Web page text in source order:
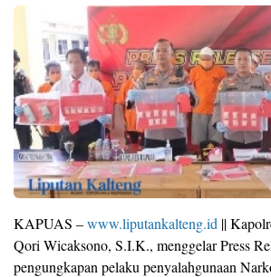
KAPUAS –www.liputankalteng.id ||
Qori Wicaksono, S.I.K., menggelar Press
pengungkapan pelaku penyalahgunaan